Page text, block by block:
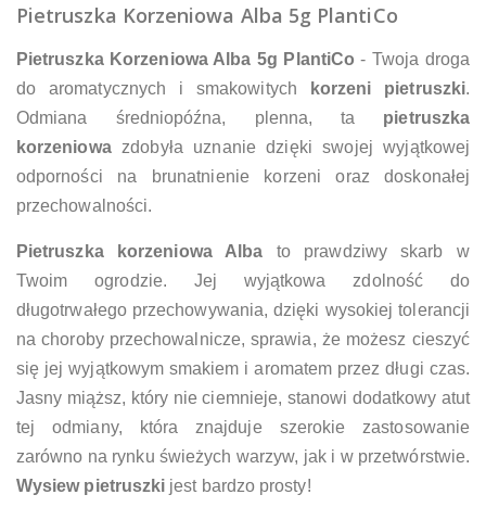
Pietruszka Korzeniowa Alba 5g PlantiCo
Pietruszka Korzeniowa Alba 5g PlantiCo - Twoja droga
do aromatycznych i smakowitych
korzeni pietruszki.
Odmiana średniopóźna, plenna, ta pietruszka
korzeniowazdobyła uznanie dzięki swojej wyjątkowej
odporności na brunatnienie korzeni oraz doskonałej
przechowalności.
Pietruszka korzeniowa Alba to prawdziwy skarb w
Twoim ogrodzie. Jej wyjątkowa zdolność do
długotrwałego przechowywania, dzięki wysokiej tolerancji
na choroby przechowalnicze, sprawia, że możesz cieszyć
się jej wyjątkowym smakiem i aromatem przez długi czas.
Jasny miąższ, który nie ciemnieje, stanowi dodatkowy atut
tej odmiany, która znajduje szerokie zastosowanie
zarówno na rynku świeżych warzyw, jak i w przetwórstwie.
Wysiew pietruszki jest bardzo prosty!